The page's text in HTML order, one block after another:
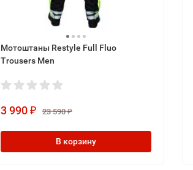
Мотоштаны Restyle Full Fluo
Trousers Men
3 990 ₽ 23 590 ₽
В корзину